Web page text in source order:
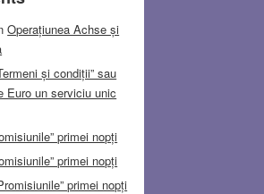
Operațiunea Achse și
și condiții” sau
Euro un serviciu unic
primei nopți
primei nopți
primei nopți